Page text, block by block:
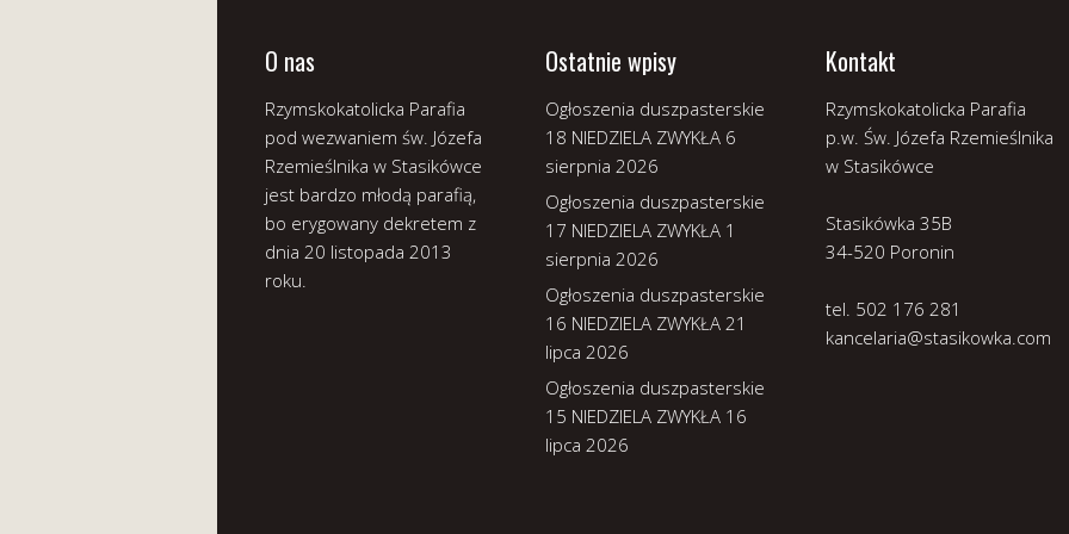
O nas
Rzymskokatolicka Parafia
pod wezwaniem św. Józefa
Rzemieślnika w Stasikówce
jest bardzo młodą parafią,
bo erygowany dekretem z
dnia 20 listopada 2013
roku.
Ostatnie wpisy
Ogłoszenia duszpasterskie
18 NIEDZIELA ZWYKŁA 6
sierpnia 2026
Ogłoszenia duszpasterskie
17 NIEDZIELA ZWYKŁA 1
sierpnia 2026
Ogłoszenia duszpasterskie
16 NIEDZIELA ZWYKŁA 21
lipca 2026
Ogłoszenia duszpasterskie
15 NIEDZIELA ZWYKŁA 16
lipca 2026
Kontakt
Rzymskokatolicka Parafia
p.w. Św. Józefa Rzemieślnika
w Stasikówce
Stasikówka 35B
34-520 Poronin
tel. 502 176 281
kancelaria@stasikowka.com